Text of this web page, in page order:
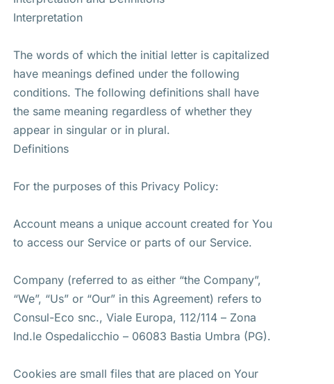
Interpretation
The words of which the initial letter is capitalized
have meanings defined under the following
conditions. The following definitions shall have
the same meaning regardless of whether they
appear in singular or in plural.
Definitions
For the purposes of this Privacy Policy:
Account means a unique account created for You
to access our Service or parts of our Service.
Company (referred to as either “the Company”,
“We”, “Us” or “Our” in this Agreement) refers to
Consul-Eco snc., Viale Europa, 112/114 – Zona
Ind.le Ospedalicchio – 06083 Bastia Umbra (PG).
Cookies are small files that are placed on Your